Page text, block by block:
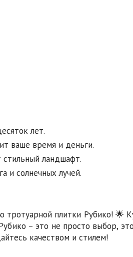
лет.
ваше время и деньги.
стильный ландшафт.
и солнечных лучей.
плитки Рубико! 🌟
– это не просто выбор,
качеством и стилем!